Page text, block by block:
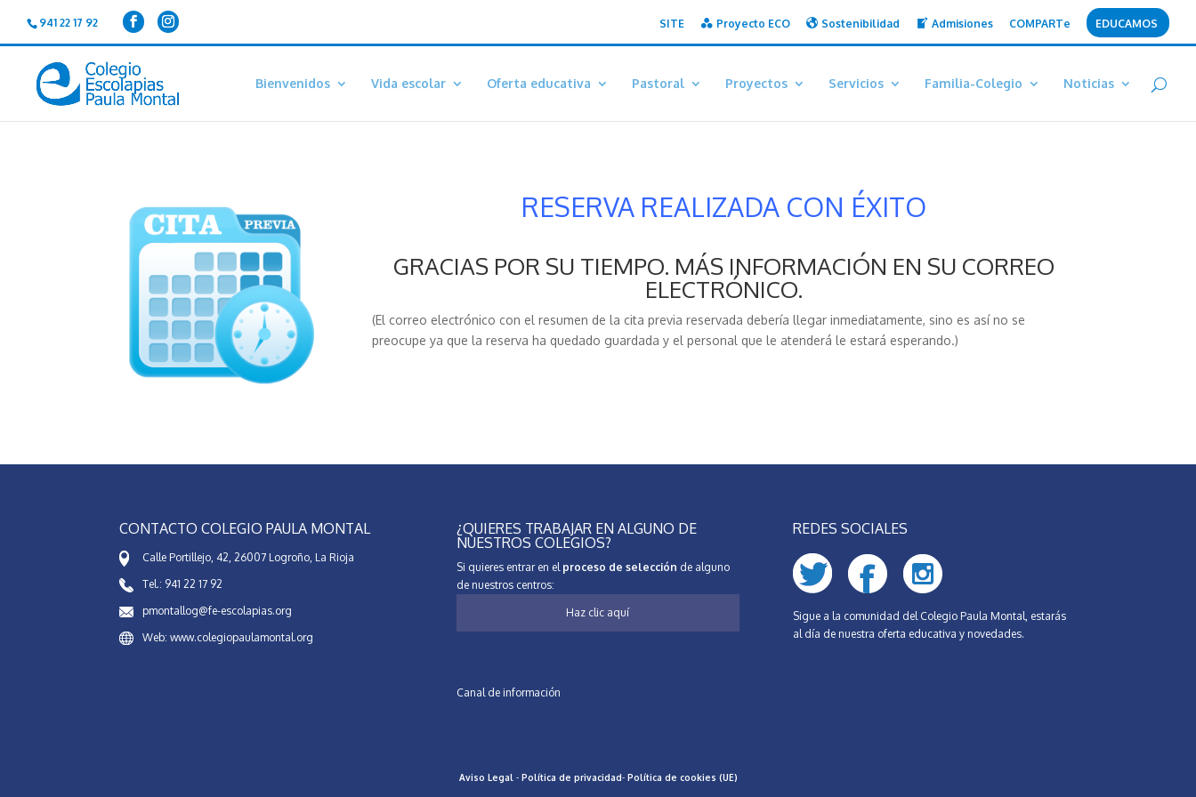
941 22 17 92 SITE Proyecto ECO Sostenibilidad Admisiones COMPARTe EDUCAMOS
Bienvenidos Vida escolar Oferta educativa Pastoral Proyectos Servicios Familia-Colegio Noticias
RESERVA REALIZADA CON ÉXITO
GRACIAS POR SU TIEMPO. MÁS INFORMACIÓN EN SU CORREO
ELECTRÓNICO.
(El correo electrónico con el resumen de la cita previa reservada debería llegar inmediatamente, sino es así no se
preocupe ya que la reserva ha quedado guardada y el personal que le atenderá le estará esperando.)
CONTACTO COLEGIO PAULA MONTAL
Calle Portillejo, 42, 26007 Logroño, La Rioja
Tel.: 941 22 17 92
pmontallog@fe-escolapias.org
Web: www.colegiopaulamontal.org
¿QUIERES TRABAJAR EN ALGUNO DE
NUESTROS COLEGIOS?
Si quieres entrar en el proceso de selección de alguno
de nuestros centros:
Haz clic aquí
Canal de información
REDES SOCIALES
Sigue a la comunidad del Colegio Paula Montal, estarás
al día de nuestra oferta educativa y novedades.
Aviso Legal- Política de privacidad- Política de cookies (UE)